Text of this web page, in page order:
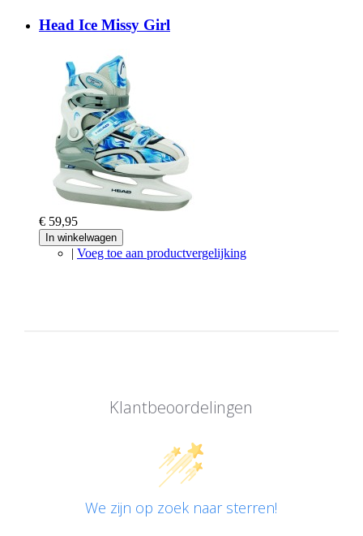
Head Ice Missy Girl
€ 59,95
In winkelwagen
| Voeg toe aan productvergelijking
Klantbeoordelingen
We zijn op zoek naar sterren!